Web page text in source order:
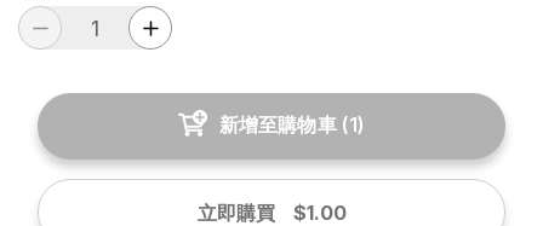
新增至購物車(1)
立即購買 $1.00